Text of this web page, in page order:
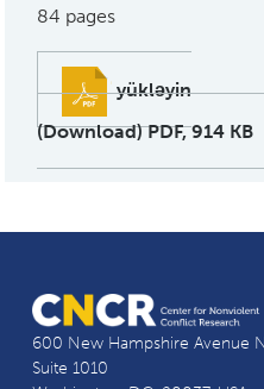
84 pages
yükləyin
(Download) PDF, 914 KB
600 New Hampshire Avenue
Suite 1010